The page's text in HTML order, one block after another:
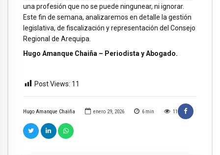
Hugo Amanque Chaiña enero 29, 2026 6 min 11
una profesión que no se puede ningunear, ni ignorar.
Este fin de semana, analizaremos en detalle la gestión
legislativa, de fiscalización y representación del Consejo
Regional de Arequipa.
Hugo Amanque Chaiña – Periodista y Abogado.
Post Views: 11